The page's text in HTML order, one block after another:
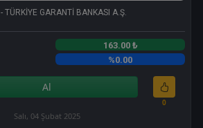
- TÜRKİYE GARANTİ BANKASI A.Ş.
163.00 ₺
%0.00
Al
0
Salı, 04 Şubat 2025